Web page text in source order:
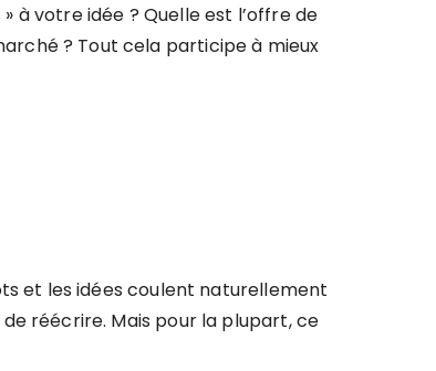
à votre idée ? Quelle est l’offre de
? Tout cela participe à mieux
et les idées coulent naturellement
réécrire. Mais pour la plupart, ce